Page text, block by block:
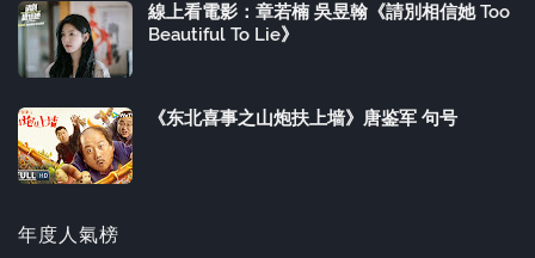
線上看電影：章若楠 吳昱翰《請別相信她 Too
Beautiful To Lie》
《东北喜事之山炮扶上墙》唐鉴军 句号
年度人氣榜